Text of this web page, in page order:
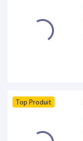
Top Produit